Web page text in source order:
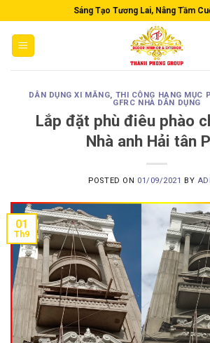
to
content
Sáng Tạo Tương Lai, Nâng Tầm
DÂN DỤNG XI MĂNG, THI CÔNG HẠNG MỤC
GFRC NHÀ DÂN DỤNG
Lắp đặt phù điêu phào
Nhà anh Hải tân
POSTED ON 01/09/2021 BY
01
Th9